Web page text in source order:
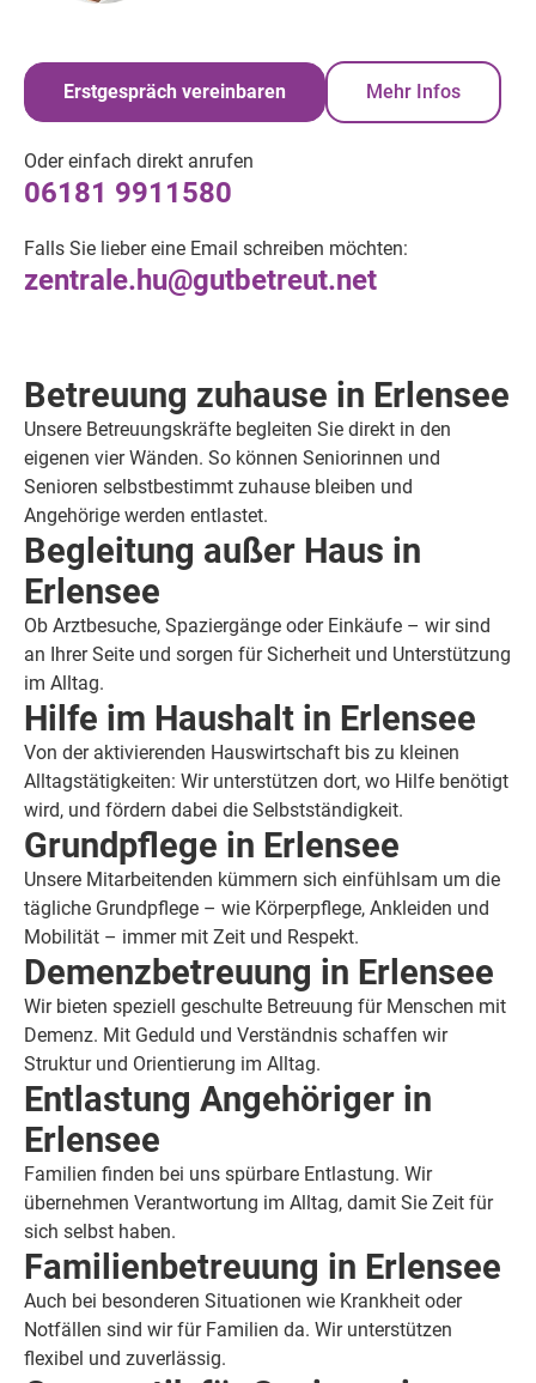
Erstgespräch vereinbaren Mehr Infos
Oder einfach direkt anrufen
06181 9911580
Falls Sie lieber eine Email schreiben möchten:
zentrale.hu@gutbetreut.net
Betreuung zuhause in Erlensee
Unsere Betreuungskräfte begleiten Sie direkt in den
eigenen vier Wänden. So können Seniorinnen und
Senioren selbstbestimmt zuhause bleiben und
Angehörige werden entlastet.
Begleitung außer Haus in
Erlensee
Ob Arztbesuche, Spaziergänge oder Einkäufe – wir sind
an Ihrer Seite und sorgen für Sicherheit und Unterstützung
im Alltag.
Hilfe im Haushalt in Erlensee
Von der aktivierenden Hauswirtschaft bis zu kleinen
Alltagstätigkeiten: Wir unterstützen dort, wo Hilfe benötigt
wird, und fördern dabei die Selbstständigkeit.
Grundpflege in Erlensee
Unsere Mitarbeitenden kümmern sich einfühlsam um die
tägliche Grundpflege – wie Körperpflege, Ankleiden und
Mobilität – immer mit Zeit und Respekt.
Demenzbetreuung in Erlensee
Wir bieten speziell geschulte Betreuung für Menschen mit
Demenz. Mit Geduld und Verständnis schaffen wir
Struktur und Orientierung im Alltag.
Entlastung Angehöriger in
Erlensee
Familien finden bei uns spürbare Entlastung. Wir
übernehmen Verantwortung im Alltag, damit Sie Zeit für
sich selbst haben.
Familienbetreuung in Erlensee
Auch bei besonderen Situationen wie Krankheit oder
Notfällen sind wir für Familien da. Wir unterstützen
flexibel und zuverlässig.